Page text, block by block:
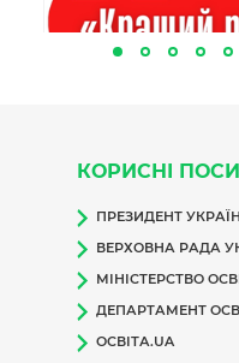
КОРИСНІ
ПРЕЗИДЕНТ
ВЕРХОВНА РАДА
МІНІСТЕРСТВО
ДЕПАРТАМЕНТ
ОСВІТА.UA